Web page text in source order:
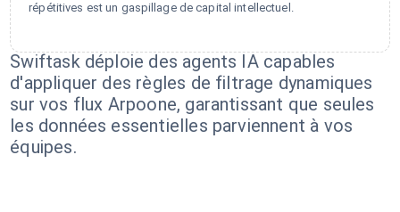
répétitives est un gaspillage de capital intellectuel.
Swiftask déploie des agents IA capables
d'appliquer des règles de filtrage dynamiques
sur vos flux Arpoone, garantissant que seules
les données essentielles parviennent à vos
équipes.